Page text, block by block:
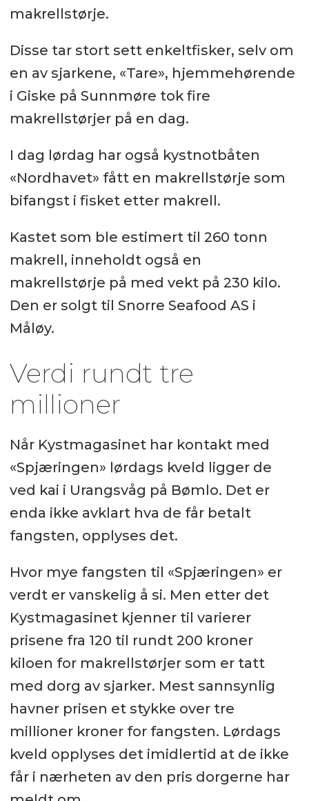
makrellstørje.
Disse tar stort sett enkeltfisker, selv om
en av sjarkene, «Tare», hjemmehørende
i Giske på Sunnmøre tok fire
makrellstørjer på en dag.
I dag lørdag har også kystnotbåten
«Nordhavet» fått en makrellstørje som
bifangst i fisket etter makrell.
Kastet som ble estimert til 260 tonn
makrell, inneholdt også en
makrellstørje på med vekt på 230 kilo.
Den er solgt til Snorre Seafood AS i
Måløy.
Verdi rundt tre
millioner
Når Kystmagasinet har kontakt med
«Spjæringen» lørdags kveld ligger de
ved kai i Urangsvåg på Bømlo. Det er
enda ikke avklart hva de får betalt
fangsten, opplyses det.
Hvor mye fangsten til «Spjæringen» er
verdt er vanskelig å si. Men etter det
Kystmagasinet kjenner til varierer
prisene fra 120 til rundt 200 kroner
kiloen for makrellstørjer som er tatt
med dorg av sjarker. Mest sannsynlig
havner prisen et stykke over tre
millioner kroner for fangsten. Lørdags
kveld opplyses det imidlertid at de ikke
får i nærheten av den pris dorgerne har